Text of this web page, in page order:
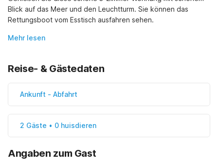
Blick auf das Meer und den Leuchtturm. Sie können das
Rettungsboot vom Esstisch ausfahren sehen.
Mehr lesen
Reise- & Gästedaten
Ankunft - Abfahrt
2 Gäste • 0 huisdieren
Angaben zum Gast